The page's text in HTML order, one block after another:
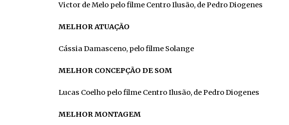
Victor de Melo pelo filme Centro Ilusão, de Pedro Diogenes
MELHOR ATUAÇÃO
Cássia Damasceno, pelo filme Solange
MELHOR CONCEPÇÃO DE SOM
Lucas Coelho pelo filme Centro Ilusão, de Pedro Diogenes
MELHOR MONTAGEM